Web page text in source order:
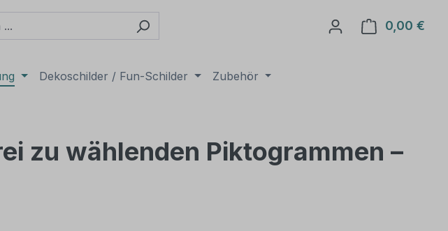
0,00 €
Dekoschilder / Fun-Schilder Zubehör
zu wählenden Piktogrammen –